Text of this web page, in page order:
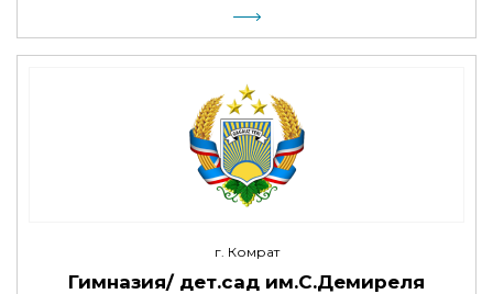
г. Комрат
Гимназия/ дет.сад им.С.Демиреля